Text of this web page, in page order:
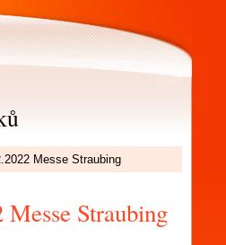
Messe Straubing
Straubing